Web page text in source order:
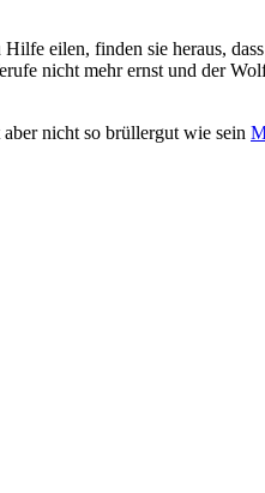
eilen, finden sie heraus,
nicht mehr ernst und der
nicht so brüllergut wie sein